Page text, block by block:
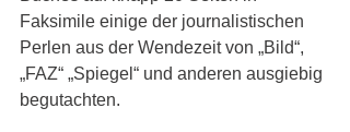
Faksimile einige der journalistischen
Perlen aus der Wendezeit von „Bild“,
„FAZ“ „Spiegel“ und anderen ausgiebig
begutachten.